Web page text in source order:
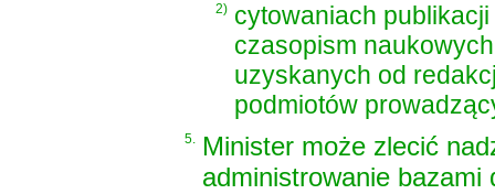
2) cytowaniach
czasopism
uzyskanych od
podmiotów
5. Minister może zlecić
administrowanie